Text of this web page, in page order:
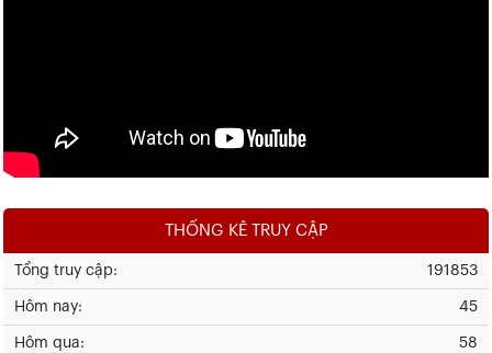
THỐNG KÊ TRUY CẬP
191853
Tổng truy cập:
45
Hôm nay:
58
Hôm qua: